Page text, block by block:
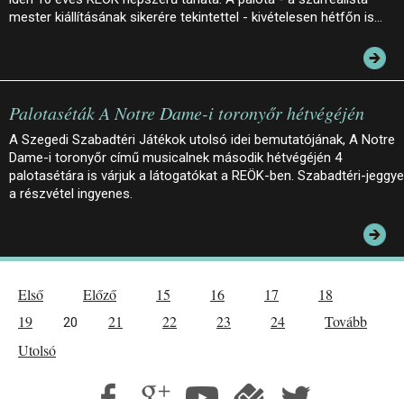
mester kiállításának sikerére tekintettel - kivételesen hétfőn is…
Palotaséták A Notre Dame-i toronyőr hétvégéjén
A Szegedi Szabadtéri Játékok utolsó idei bemutatójának, A Notre
Dame-i toronyőr című musicalnek második hétvégéjén 4
palotasétára is várjuk a látogatókat a REÖK-ben. Szabadtéri-
a részvétel ingyenes.
Első Előző 15 16 17
18
19
20 21 22 23 24
Tovább
Utolsó